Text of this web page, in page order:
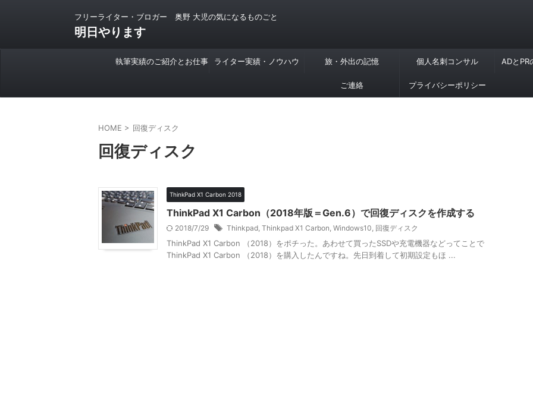
フリーライター・ブロガー 奥野 大児の気になるものごと
明日やります
執筆実績のご紹介とお仕事 ライター実績・ノウハウ 旅・外出の記憶 個人名刺コンサル ADとPR
ご連絡 プライバシーポリシー
HOME > 回復ディスク
回復ディスク
ThinkPad X1 Carbon 2018
ThinkPad X1 Carbon（2018年版＝Gen.6）で回復ディスクを作成する
2018/7/29 Thinkpad, Thinkpad X1 Carbon, Windows10, 回復ディスク
ThinkPad X1 Carbon （2018）をポチった。あわせて買ったSSDや充電機器などってことで
ThinkPad X1 Carbon （2018）を購入したんですね。先日到着して初期設定もほ ...